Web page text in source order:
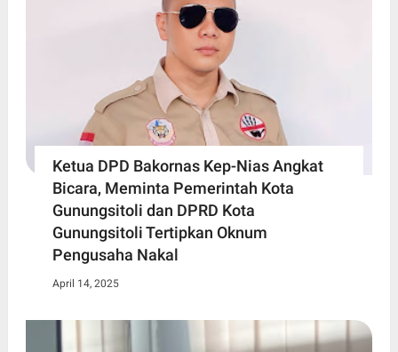
Ketua DPD Bakornas Kep-Nias Angkat
Bicara, Meminta Pemerintah Kota
Gunungsitoli dan DPRD Kota
Gunungsitoli Tertipkan Oknum
Pengusaha Nakal
April 14, 2025